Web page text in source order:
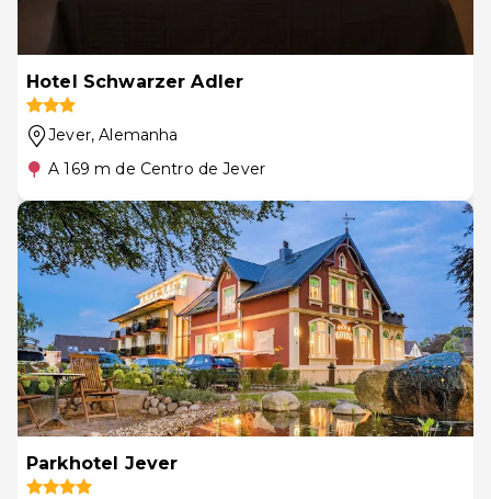
Hotel Schwarzer Adler
Jever, Alemanha
A 169 m de Centro de Jever
Parkhotel Jever